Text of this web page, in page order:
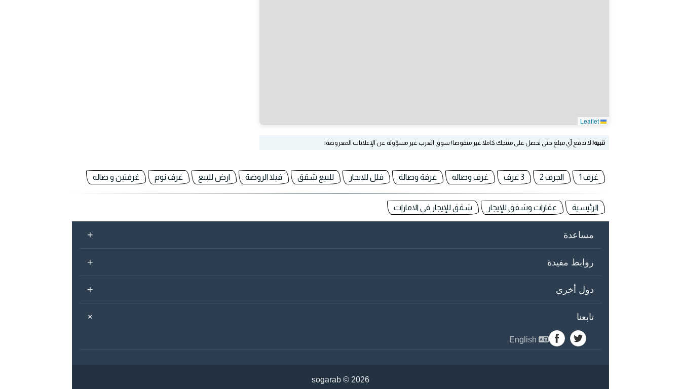
تنبيه! لا تدفع أي مبلغ حتى تحصل على منتجك كاملا غير منقوصا! سوق العرب غير مسؤولة عن الإعلانات المعروضة!
غرف 1 الجرف 2 3 غرف غرف وصاله غرفة وصالة فلل للايجار للبيع شقق فيلا الروضة ارض للبيع غرف نوم غرفتين و صاله
الرئيسية عقارات وشقق للإيجار شقق للإيجار في الامارات
مساعدة +
روابط مفيدة +
دول أخرى +
تابعنا +
sogarab © 2026